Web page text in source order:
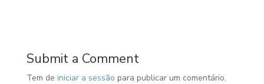
Submit a Comment
Tem de iniciar a sessão para publicar um comentário.